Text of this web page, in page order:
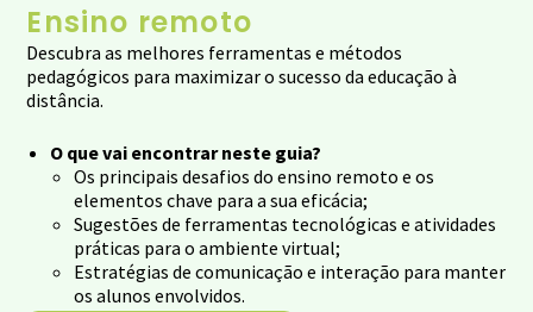
Ensino remoto
Descubra as melhores ferramentas e métodos
pedagógicos para maximizar o sucesso da educação à
distância.
O que vai encontrar neste guia?
Os principais desafios do ensino remoto e os
elementos chave para a sua eficácia;
Sugestões de ferramentas tecnológicas e atividades
práticas para o ambiente virtual;
Estratégias de comunicação e interação para manter
os alunos envolvidos.